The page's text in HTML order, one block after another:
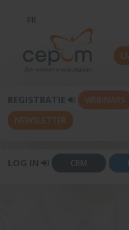
FR
REGISTRATIE WEBINARS
NEWSLETTER
LOG IN CRM